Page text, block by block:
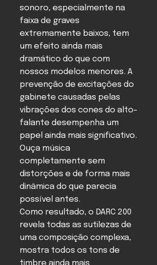
sonoro, especialmente na
faixa de graves
extremamente baixos, tem
um efeito ainda mais
dramático do que com
nossos modelos menores. A
prevenção de excitações do
gabinete causadas pelas
vibrações dos cones do alto-
falante desempenha um
papel ainda mais significativo.
Ouça música
completamente sem
distorções e de forma mais
dinâmica do que parecia
possível antes.
Como resultado, o DARC 200
revela todas as sutilezas de
uma composição complexa,
mostra todos os tons de
timbre ainda mais